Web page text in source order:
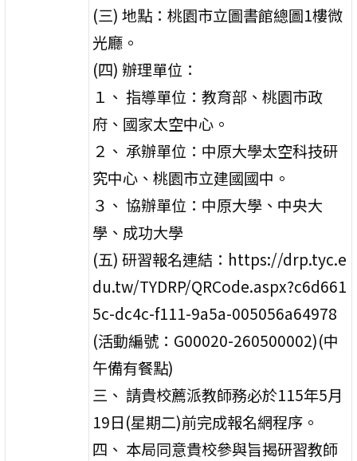
(三) 地點：桃園市立圖書館總圖1樓微
光廳。
(四) 辦理單位：
１、 指導單位：教育部、桃園市政
府、國家太空中心。
２、 承辦單位：中原大學太空科技研
究中心、桃園市立建國國中。
３、 協辦單位：中原大學、中央大
學、成功大學
(五) 研習報名連結：https://drp.tyc.e
du.tw/TYDRP/QRCode.aspx?c6d661
5c-dc4c-f111-9a5a-005056a64978
(活動編號：G00020-260500002)(中
午備有餐點)
三、 請貴校薦派教師務必於115年5月
19日(星期二)前完成報名網程序。
四、 本局同意貴校參與旨揭研習教師